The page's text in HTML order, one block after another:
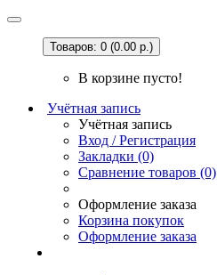
Товаров: 0 (0.00 р.)
В корзине пусто!
Учётная запись
Учётная запись
Вход / Регистрация
Закладки (0)
Сравнение товаров (0)
Оформление заказа
Корзина покупок
Оформление заказа